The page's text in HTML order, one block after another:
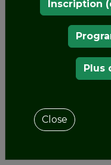
INFORMATIONS
Inscription
Plus
Close